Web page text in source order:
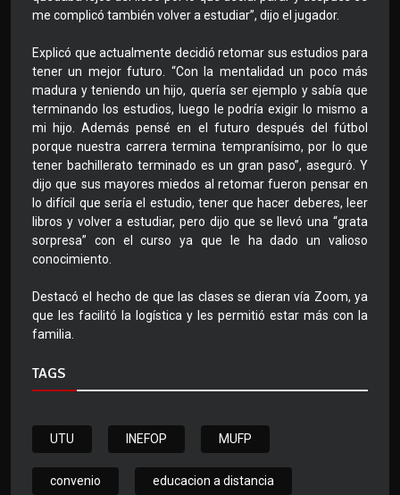
me complicó también volver a estudiar”, dijo el jugador.
Explicó que actualmente decidió retomar sus estudios para
tener un mejor futuro. “Con la mentalidad un poco más
madura y teniendo un hijo, quería ser ejemplo y sabía que
terminando los estudios, luego le podría exigir lo mismo a
mi hijo. Además pensé en el futuro después del fútbol
porque nuestra carrera termina tempranísimo, por lo que
tener bachillerato terminado es un gran paso”, aseguró. Y
dijo que sus mayores miedos al retomar fueron pensar en
lo difícil que sería el estudio, tener que hacer deberes, leer
libros y volver a estudiar, pero dijo que se llevó una “grata
sorpresa” con el curso ya que le ha dado un valioso
conocimiento.
Destacó el hecho de que las clases se dieran vía Zoom, ya
que les facilitó la logística y les permitió estar más con la
familia.
TAGS
UTU INEFOP MUFP
convenio educacion a distancia